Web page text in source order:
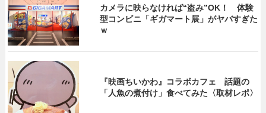
カメラに映らなければ“盗み”OK！ 体験
型コンビニ「ギガマート展」がヤバすぎた
ｗ
『映画ちいかわ』コラボカフェ 話題の
「人魚の煮付け」食べてみた〈取材レポ〉